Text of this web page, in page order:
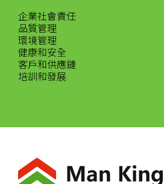
企業社會責任
品質管理
環境管理
健康和安全
客戶和供應鏈
培訓和發展